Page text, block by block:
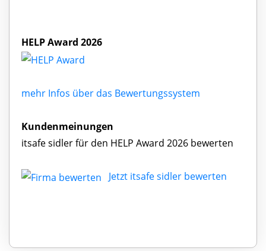
HELP Award 2026
mehr Infos über das Bewertungssystem
Kundenmeinungen
itsafe sidler für den HELP Award 2026 bewerten
Jetzt itsafe sidler bewerten